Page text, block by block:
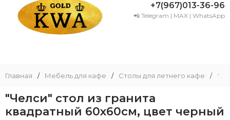
+7(967)013-36-96
📲 Telegram | MAX | WhatsApp
Главная / Мебель для кафе / Столы для летнего кафе /
"Челси" стол из гранита
квадратный 60х60см, цвет черный